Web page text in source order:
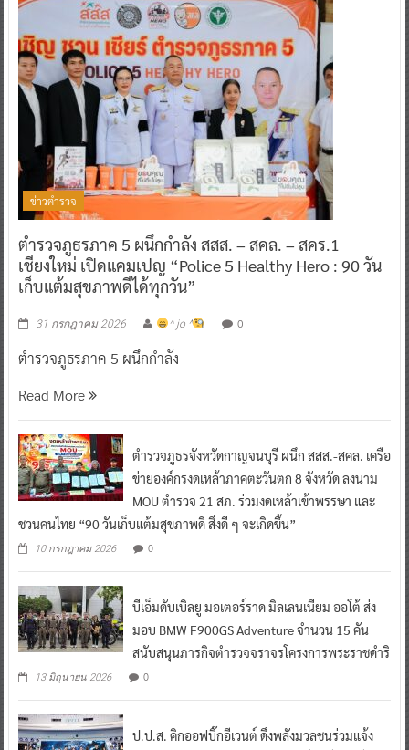
ข่าวตำรวจ
ตำรวจภูธรภาค 5 ผนึกกำลัง สสส. – สคล. – สคร.1
เชียงใหม่ เปิดแคมเปญ “Police 5 Healthy Hero : 90 วัน
เก็บแต้มสุขภาพดีได้ทุกวัน”
31 กรกฎาคม 2026 ^ jo ^ 0
ตำรวจภูธรภาค 5 ผนึกกำลัง
Read More
ตำรวจภูธรจังหวัดกาญจนบุรี ผนึก สสส.-สคล. เครือ
ข่ายองค์กรงดเหล้าภาคตะวันตก 8 จังหวัด ลงนาม
MOU ตำรวจ 21 สภ. ร่วมงดเหล้าเข้าพรรษา และ
ชวนคนไทย “90 วันเก็บแต้มสุขภาพดี สิ่งดี ๆ จะเกิดขึ้น”
10 กรกฎาคม 2026 0
บีเอ็มดับเบิลยู มอเตอร์ราด มิลเลนเนียม ออโต้ ส่ง
มอบ BMW F900GS Adventure จำนวน 15 คัน
สนับสนุนภารกิจตำรวจจราจรโครงการพระราชดำริ
13 มิถุนายน 2026 0
ป.ป.ส. คิกออฟบิ๊กอีเวนต์ ดึงพลังมวลชนร่วมแจ้ง